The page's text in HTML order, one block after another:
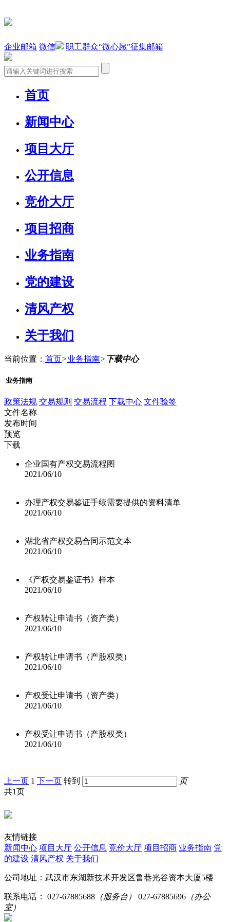
企业邮箱 微信 职工群众“微心愿”征集邮箱
首页
新闻中心
项目大厅
公开信息
竞价大厅
项目招商
业务指南
党的建设
清风产权
关于我们
当前位置： 首页>业务指南> 下载中心
业务指南
政策法规 交易规则 交易流程 下载中心 文件验签
文件名称
发布时间
预览
下载
企业国有产权交易流程图
2021/06/10
办理产权交易鉴证手续需要提供的资料清单
2021/06/10
湖北省产权交易合同示范文本
2021/06/10
《产权交易鉴证书》样本
2021/06/10
产权转让申请书（资产类）
2021/06/10
产权转让申请书（产股权类）
2021/06/10
产权受让申请书（资产类）
2021/06/10
产权受让申请书（产股权类）
2021/06/10
上一页 1 下一页 转到
页
共1页
友情链接
新闻中心 项目大厅 公开信息 竞价大厅 项目招商 业务指南 党
的建设 清风产权 关于我们
公司地址：武汉市东湖新技术开发区鲁巷光谷资本大厦5楼
联系电话： 027-67885688 （服务台） 027-67885696 （办公
室）